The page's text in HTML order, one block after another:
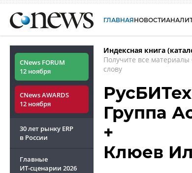
ГЛАВНАЯНОВОСТИ
CNews FORUM
12 ноября
CNews AWARDS
12 ноября
30 лет рынку ERP
в России
Главные
ИТ-сценарии 2026
Индексная книга
Получите все
слову
Группа
+
Клюев